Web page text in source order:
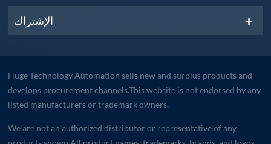
الإشتراك
Huge Technology Automation sells new and surplus products and
develops procurement channels.This website is not endorsed by any
listed manufacturers or trademark owners.
We are not an authorized distributor or representative of any